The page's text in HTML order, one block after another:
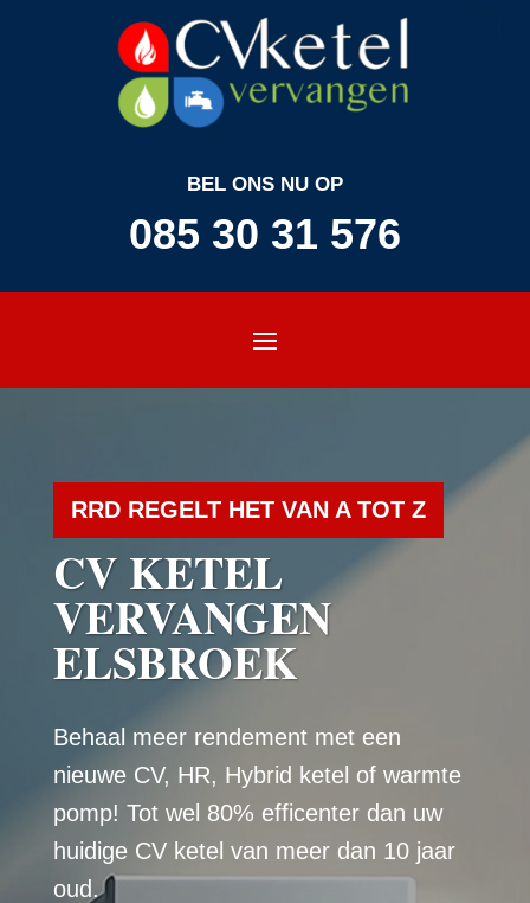
BEL ONS NU OP
085 30 31 576
RRD REGELT HET VAN A TOT Z
CV KETEL
VERVANGEN
ELSBROEK
Behaal meer rendement met een
nieuwe CV, HR, Hybrid ketel of warmte
pomp! Tot wel 80% efficenter dan uw
huidige CV ketel van meer dan 10 jaar
oud.